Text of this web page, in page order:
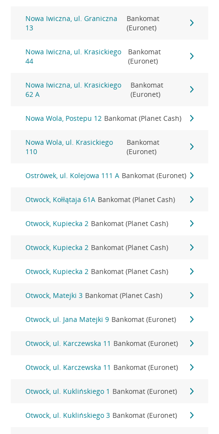
Nowa Iwiczna, ul. Graniczna
13
Bankomat
(Euronet)
Nowa Iwiczna, ul. Krasickiego
44
Bankomat
(Euronet)
Nowa Iwiczna, ul. Krasickiego
62 A
Bankomat
(Euronet)
Nowa Wola, Postepu 12 Bankomat (Planet Cash)
Nowa Wola, ul. Krasickiego
110
Bankomat
(Euronet)
Ostrówek, ul. Kolejowa 111 A Bankomat (Euronet)
Otwock, Kołłątaja 61A Bankomat (Planet Cash)
Otwock, Kupiecka 2 Bankomat (Planet Cash)
Otwock, Kupiecka 2 Bankomat (Planet Cash)
Otwock, Kupiecka 2 Bankomat (Planet Cash)
Otwock, Matejki 3 Bankomat (Planet Cash)
Otwock, ul. Jana Matejki 9 Bankomat (Euronet)
Otwock, ul. Karczewska 11 Bankomat (Euronet)
Otwock, ul. Karczewska 11 Bankomat (Euronet)
Otwock, ul. Kuklińskiego 1 Bankomat (Euronet)
Otwock, ul. Kuklińskiego 3 Bankomat (Euronet)